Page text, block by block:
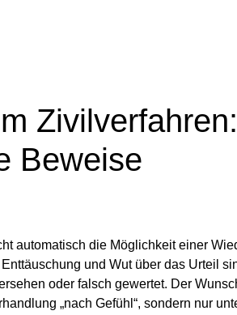
Beweise
automatisch die Möglichkeit einer
und Wut über das Urteil
oder falsch gewertet. Der
„nach Gefühl“, sondern nur